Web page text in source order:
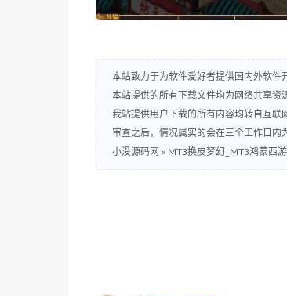
本站致力于为软件爱好者提供国内外软件
本站提供的所有下载文件均为网络共享资
我站提供用户下载的所有内容均转自互联
审查之后，情况属实的会在三个工作日内
小没源码网 » MT3换皮梦幻_MT3鸿蒙西